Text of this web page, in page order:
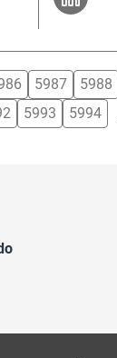
5987 5988
5993 5994